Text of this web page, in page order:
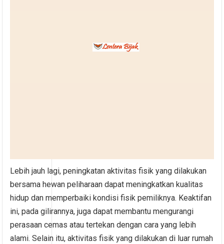
Lebih jauh lagi, peningkatan aktivitas fisik yang dilakukan
bersama hewan peliharaan dapat meningkatkan kualitas
hidup dan memperbaiki kondisi fisik pemiliknya. Keaktifan
ini, pada gilirannya, juga dapat membantu mengurangi
perasaan cemas atau tertekan dengan cara yang lebih
alami. Selain itu, aktivitas fisik yang dilakukan di luar rumah